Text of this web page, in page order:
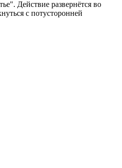
Действие развернётся во
с потусторонней